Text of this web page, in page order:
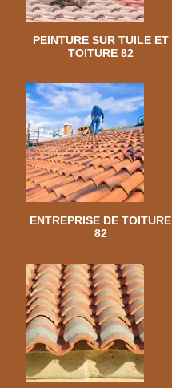
PEINTURE SUR TUILE ET
TOITURE 82
ENTREPRISE DE TOITURE
82